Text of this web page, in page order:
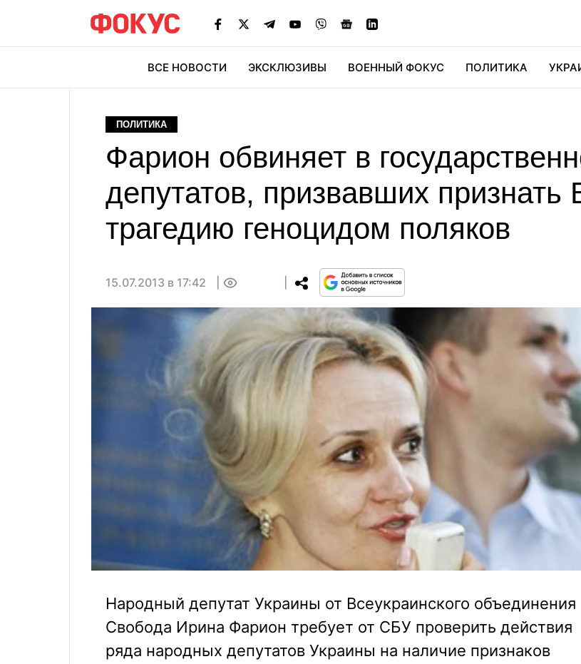
ВСЕ НОВОСТИ ЭКСКЛЮЗИВЫ ВОЕННЫЙ ФОКУС ПОЛИТИКА
ПОЛИТИКА
Фарион обвиняет в
депутатов, призвавших признать
трагедию геноцидом поляков
15.07.2013 в 17:42
Народный депутат Украины от Всеукраинского объединения
Свобода Ирина Фарион требует от СБУ проверить действия
ряда народных депутатов Украины на наличие признаков